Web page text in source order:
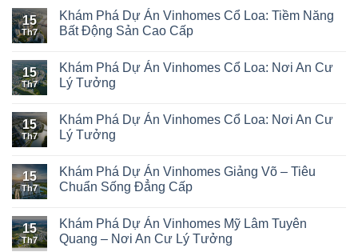
15
Th7
Khám Phá Dự Án Vinhomes Cổ Loa: Tiềm Năng
Bất Động Sản Cao Cấp
15
Th7
Khám Phá Dự Án Vinhomes Cổ Loa: Nơi An Cư
Lý Tưởng
15
Th7
Khám Phá Dự Án Vinhomes Cổ Loa: Nơi An Cư
Lý Tưởng
15
Th7
Khám Phá Dự Án Vinhomes Giảng Võ – Tiêu
Chuẩn Sống Đẳng Cấp
15
Th7
Khám Phá Dự Án Vinhomes Mỹ Lâm Tuyên
Quang – Nơi An Cư Lý Tưởng